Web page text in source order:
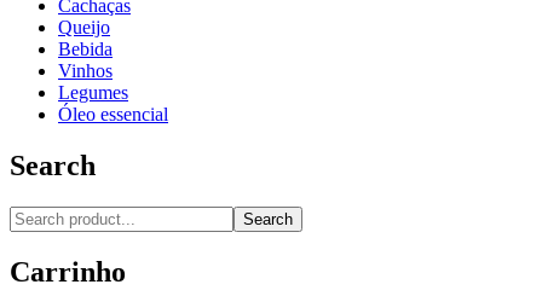
Cachaças
Queijo
Bebida
Vinhos
Legumes
Óleo essencial
Search
Search
Carrinho